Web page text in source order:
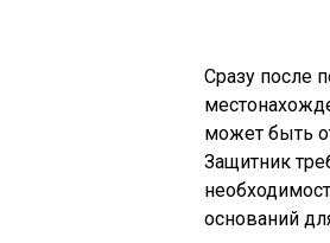
Сразу после
может быть
Защитник
оснований